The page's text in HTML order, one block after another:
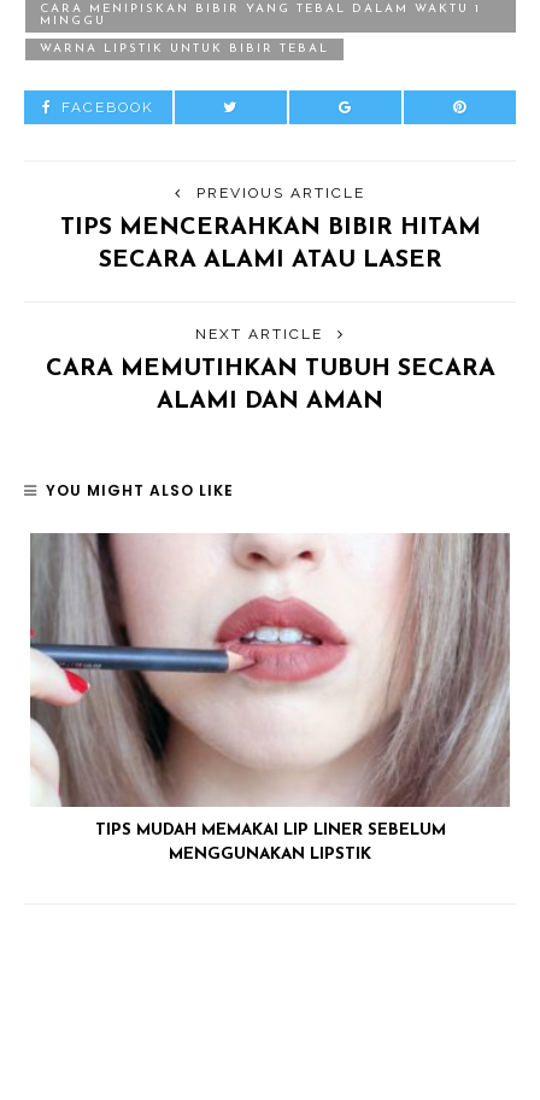
CARA MENIPISKAN BIBIR YANG TEBAL DALAM WAKTU 1
MINGGU
WARNA LIPSTIK UNTUK BIBIR TEBAL
FACEBOOK
PREVIOUS ARTICLE
TIPS MENCERAHKAN BIBIR HITAM
SECARA ALAMI ATAU LASER
NEXT ARTICLE
CARA MEMUTIHKAN TUBUH SECARA
ALAMI DAN AMAN
YOU MIGHT ALSO LIKE
TIPS MUDAH MEMAKAI LIP LINER SEBELUM
MENGGUNAKAN LIPSTIK